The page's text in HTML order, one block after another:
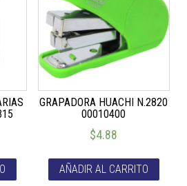
GRAPADORA HUACHI N.2820
00010400
$4.88
AÑADIR AL CARRITO